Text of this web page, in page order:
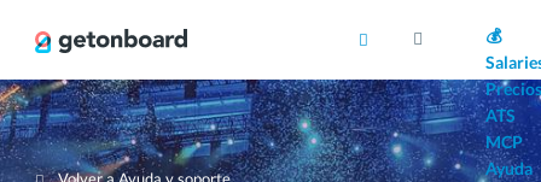
💰
Precios
ATS
MCP
Ayuda